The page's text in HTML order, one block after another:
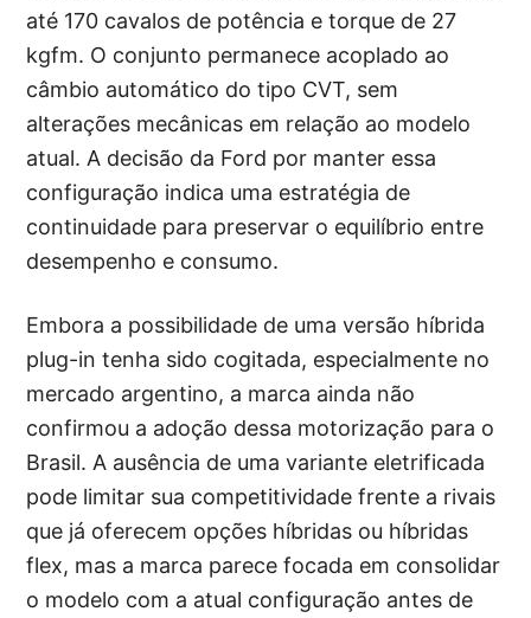
até 170 cavalos de potência e torque de 27
kgfm. O conjunto permanece acoplado ao
câmbio automático do tipo CVT, sem
alterações mecânicas em relação ao modelo
atual. A decisão da Ford por manter essa
configuração indica uma estratégia de
continuidade para preservar o equilíbrio entre
desempenho e consumo.
Embora a possibilidade de uma versão híbrida
plug-in tenha sido cogitada, especialmente no
mercado argentino, a marca ainda não
confirmou a adoção dessa motorização para o
Brasil. A ausência de uma variante eletrificada
pode limitar sua competitividade frente a rivais
que já oferecem opções híbridas ou híbridas
flex, mas a marca parece focada em consolidar
o modelo com a atual configuração antes de